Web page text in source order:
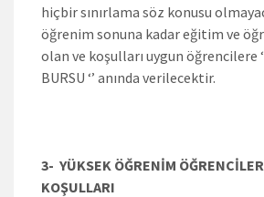
hiçbir sınırlama söz konusu
öğrenim sonuna kadar eğitim ve
olan ve koşulları uygun öğrencilere
BURSU ‘’ anında verilecektir.
3- YÜKSEK ÖĞRENİM
KOŞULLARI